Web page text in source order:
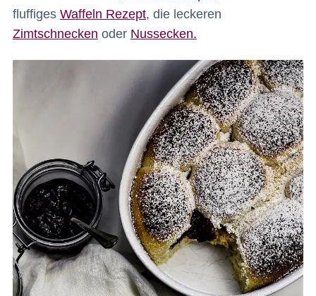
fluffiges Waffeln Rezept, die leckeren
Zimtschnecken oder Nussecken.